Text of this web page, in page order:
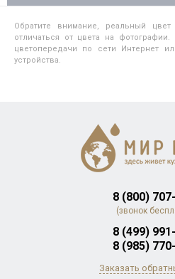
Обратите внимание, реальный цвет
отличаться от цвета на
цветопередачи по сети Интернет
устройства.
8 (800)
(звонок
8 (499)
8 (985)
Заказать